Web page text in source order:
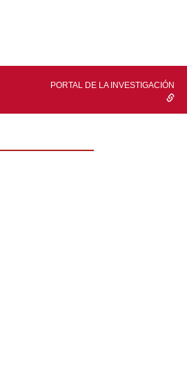
PORTAL DE LA INVESTIGACIÓN